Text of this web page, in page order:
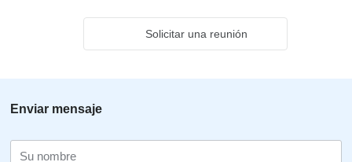
Solicitar una reunión
Enviar mensaje